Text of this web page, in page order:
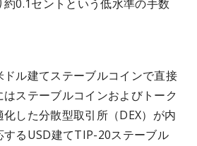
0.1セントという低水準の手数
ドル建てステーブルコインで直接
ステーブルコインおよびトーク
した分散型取引所（DEX）が内
るUSD建てTIP-20ステーブル